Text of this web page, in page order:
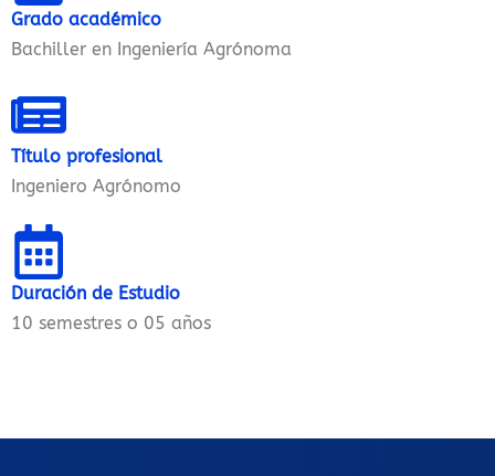
Grado académico
Bachiller en Ingeniería Agrónoma
Título profesional
Ingeniero Agrónomo
Duración de Estudio
10 semestres o 05 años